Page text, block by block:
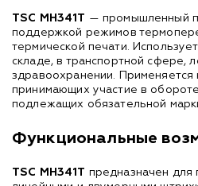
TSC MH341T — промышленный
поддержкой режимов
термической печати.
складе, в транспортной сфере,
здравоохранении. Применяется
принимающих участие в
подлежащих обязательной
Функциональные
TSC MH341T предназначен для